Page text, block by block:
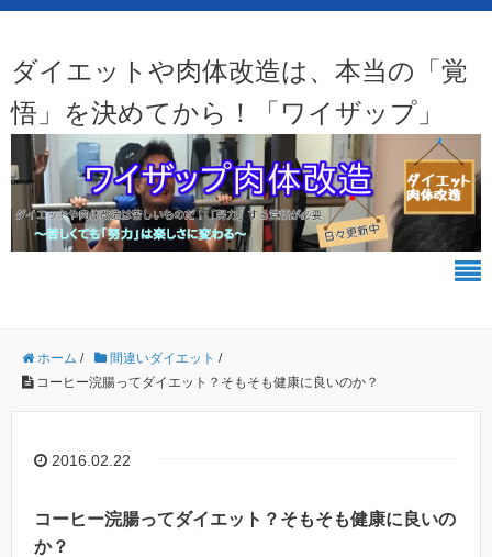
ダイエットや肉体改造は、本当の「覚
悟」を決めてから！「ワイザップ」
ホーム / 間違いダイエット /
コーヒー浣腸ってダイエット？そもそも健康に良いのか？
2016.02.22
コーヒー浣腸ってダイエット？そもそも健康に良いの
か？